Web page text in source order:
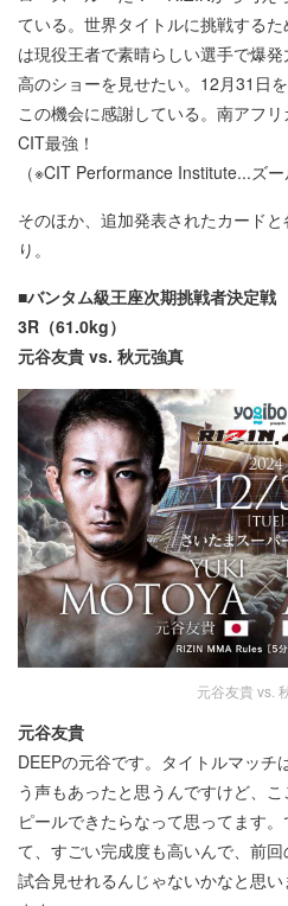
ている。世界タイトルに挑戦する
は現役王者で素晴らしい選手で爆
高のショーを見せたい。12月31日
この機会に感謝している。南アフ
CIT最強！
（※CIT Performance Institute...ズー
そのほか、追加発表されたカード
り。
■バンタム級王座次期挑戦者決定
3R（61.0kg）
元谷友貴 vs. 秋元強真
元谷友貴 vs.
元谷友貴
DEEPの元谷です。タイトルマッチ
う声もあったと思うんですけど、
ピールできたらなって思ってます
て、すごい完成度も高いんで、前
試合見せれるんじゃないかなと思